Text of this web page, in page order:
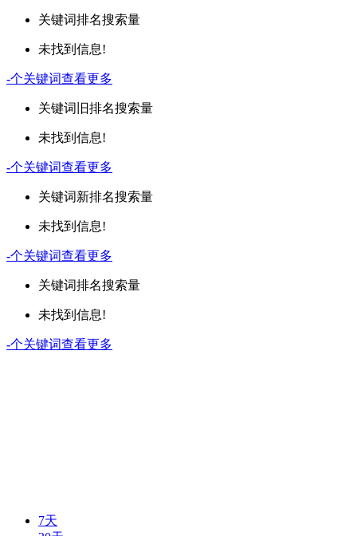
关键词排名搜索量
未找到信息!
-个关键词查看更多
关键词 旧排名搜索量
未找到信息!
-个关键词查看更多
关键词新排名搜索量
未找到信息!
-个关键词查看更多
关键词排名搜索量
未找到信息!
-个关键词查看更多
7天